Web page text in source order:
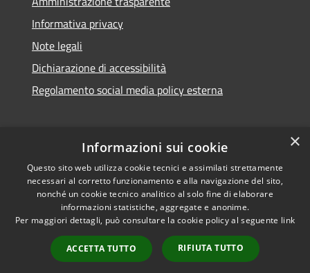
Informativa privacy
Note legali
Dichiarazione di accessibilità
Regolamento social media policy esterna
RSS
Accessibilità
Cookie
Mappa del sito
WebMail
Copyright © 2026 • Comune di
Santa Teresa Gallura •
Powered byMunicipium
Accesso redazione
×
Informazioni sui cookie
Questo sito web utilizza cookie tecnici e assimilati strettamente
necessari al corretto funzionamento e alla navigazione del sito,
nonché un cookie tecnico analitico al solo fine di elaborare
informazioni statistiche, aggregate e anonime.
Per maggiori dettagli, può consultare la cookie policy al seguente link
ACCETTA TUTTO RIFIUTA TUTTO